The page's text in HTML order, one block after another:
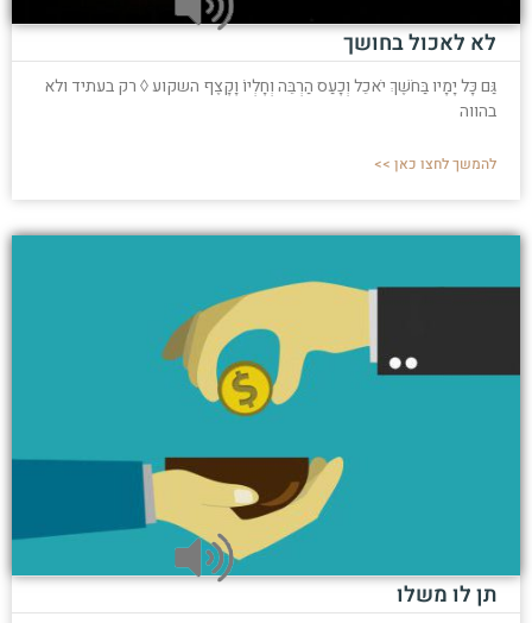
לא לאכול בחושך
גַּם כָּל יָמָיו בַּחֹשֶׁךְ יֹאכֵל וְכָעַס הַרְבֵּה וְחָלְיוֹ וָקָצֶף השקוע ◊ רק בעתיד ולא
בהווה
להמשך לחצו כאן >>
תן לו משלו